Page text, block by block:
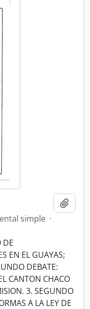
simple ·
DE
EN EL GUAYAS;
DEBATE:
CANTON CHACO
3. SEGUNDO
A LA LEY DE